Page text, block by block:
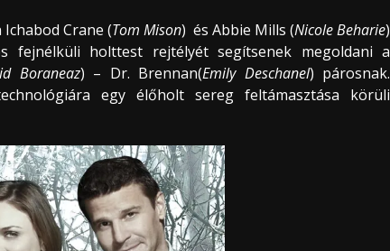
Crane (Tom Mison) és Abbie Mills (Nicole Beharie)
fejnélküli holttest rejtélyét segítsenek megoldani a
Boraneaz) – Dr. Brennan(Emily Deschanel) párosnak.
egy élőholt sereg feltámasztása körüli